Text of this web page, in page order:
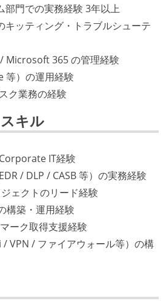
部門での実務経験 3年以上
キッティング・トラブルシューテ
Microsoft 365 の管理経験
等）の運用経験
ク業務の経験
キル
IT経験
/ DLP / CASB 等）の実務経験
ェクトのリード経験
構築・運用経験
ーク取得支援経験
/ VPN / ファイアウォール等）の構